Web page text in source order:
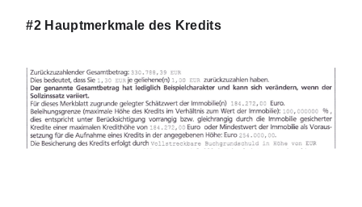
#2 H auptmerkmale des Kredits